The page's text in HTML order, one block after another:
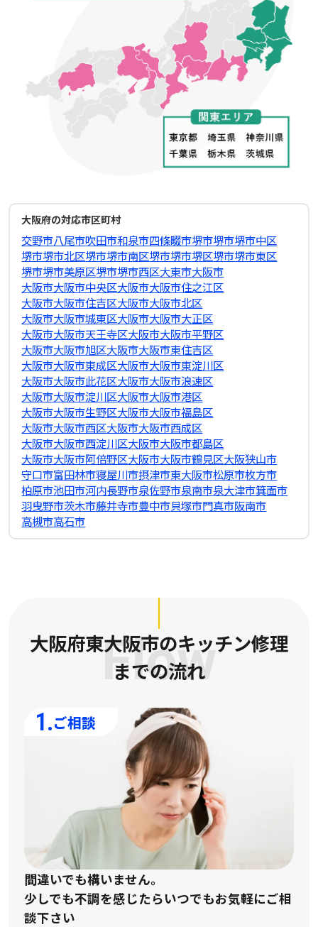
大阪府の対応市区町村
交野市八尾市吹田市和泉市四條畷市堺市堺市堺市中区
堺市堺市北区堺市堺市南区堺市堺市堺区堺市堺市東区
堺市堺市美原区堺市堺市西区大東市大阪市
大阪市大阪市中央区大阪市大阪市住之江区
大阪市大阪市住吉区大阪市大阪市北区
大阪市大阪市城東区大阪市大阪市大正区
大阪市大阪市天王寺区大阪市大阪市平野区
大阪市大阪市旭区大阪市大阪市東住吉区
大阪市大阪市東成区大阪市大阪市東淀川区
大阪市大阪市此花区大阪市大阪市浪速区
大阪市大阪市淀川区大阪市大阪市港区
大阪市大阪市生野区大阪市大阪市福島区
大阪市大阪市西区大阪市大阪市西成区
大阪市大阪市西淀川区大阪市大阪市都島区
大阪市大阪市阿倍野区大阪市大阪市鶴見区大阪狭山市
守口市富田林市寝屋川市摂津市東大阪市松原市枚方市
柏原市池田市河内長野市泉佐野市泉南市泉大津市箕面市
羽曳野市茨木市藤井寺市豊中市貝塚市門真市阪南市
高槻市高石市
大阪府東大阪市のキッチン修理
までの流れ
Flow
1.ご相談
間違いでも構いません。
少しでも不調を感じたらいつでもお気軽にご相
談下さい